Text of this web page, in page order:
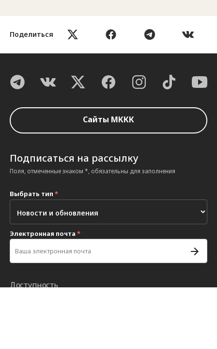
Поделиться
Сайты МККК
Подписаться на рассылку
Поля, отмеченные знаком *, обязательны для заполнения
Выбрать тип *
Электронная почта *
Доступность